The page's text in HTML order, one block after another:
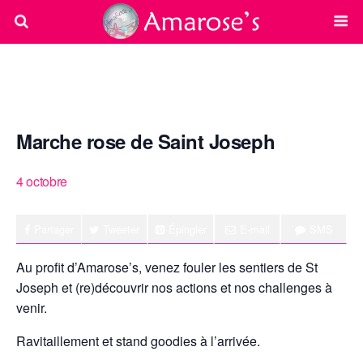
Marche rose de Saint Joseph
4 octobre
Au profit d’Amarose’s, venez fouler les sentiers de St
Joseph et (re)découvrir nos actions et nos challenges à
venir.
Ravitaillement et stand goodies à l’arrivée.